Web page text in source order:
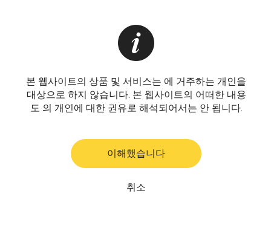
본 웹사이트의 상품 및 서비스는 에 거주하는 개인을
대상으로 하지 않습니다. 본 웹사이트의 어떠한 내용
도 의 개인에 대한 권유로 해석되어서는 안 됩니다.
이해했습니다
취소